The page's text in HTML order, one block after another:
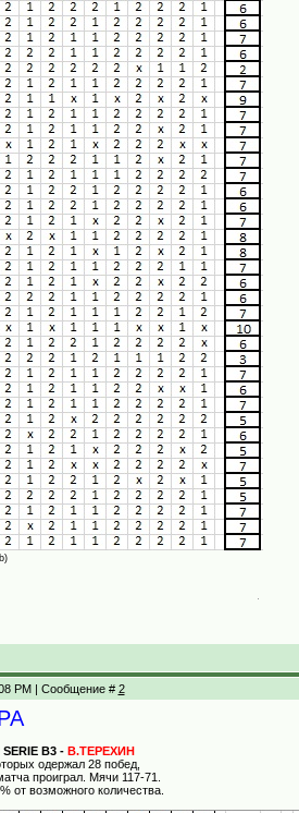
PM | Сообщение # 2
B3 - В.ТЕРЕХИН
одержал 28 побед,
проиграл. Мячи 117-71.
от возможного количества.